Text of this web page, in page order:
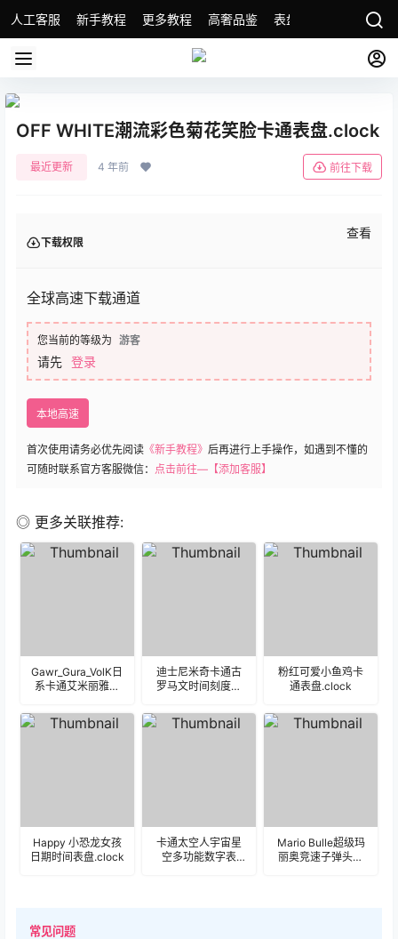
人工客服 新手教程 更多教程 高奢品鉴 表盘精选 名表故事
OFF WHITE潮流彩色菊花笑脸卡通表盘.clock
最近更新 4 年前 前往下载
下载权限
查看
全球高速下载通道
您当前的等级为 游客
请先 登录
本地高速
首次使用请务必优先阅读 《新手教程》 后再进行上手操作，如遇到不懂的
可随时联系官方客服微信： 点击前往—【添加客服】
◎ 更多关联推荐:
Gawr_Gura_VolK日
系卡通艾米丽雅表
迪士尼米奇卡通古
罗马文时间刻度表
粉红可爱小鱼鸡卡
通表盘.clock
Happy 小恐龙女孩
日期时间表盘.clock
卡通太空人宇宙星
空多功能数字表
Mario Bulle超级玛
丽奥竞速子弹头卡
常见问题